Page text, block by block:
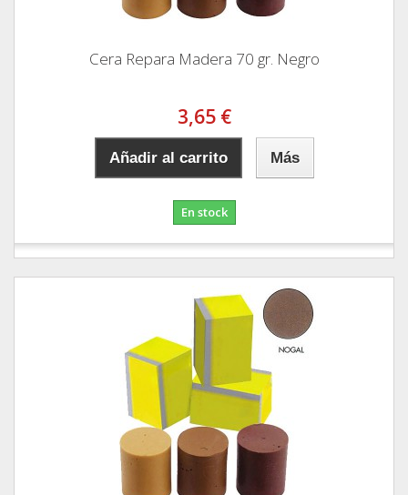
Cera Repara Madera 70 gr. Negro
3,65 €
Añadir al carrito Más
En stock